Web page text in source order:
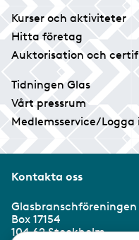
Kurser och aktiviteter
Hitta företag
Auktorisation och
Tidningen Glas
Vårt pressrum
Medlemsservice/Logga
Kontakta oss
Box 17154
104 62 Stockholm